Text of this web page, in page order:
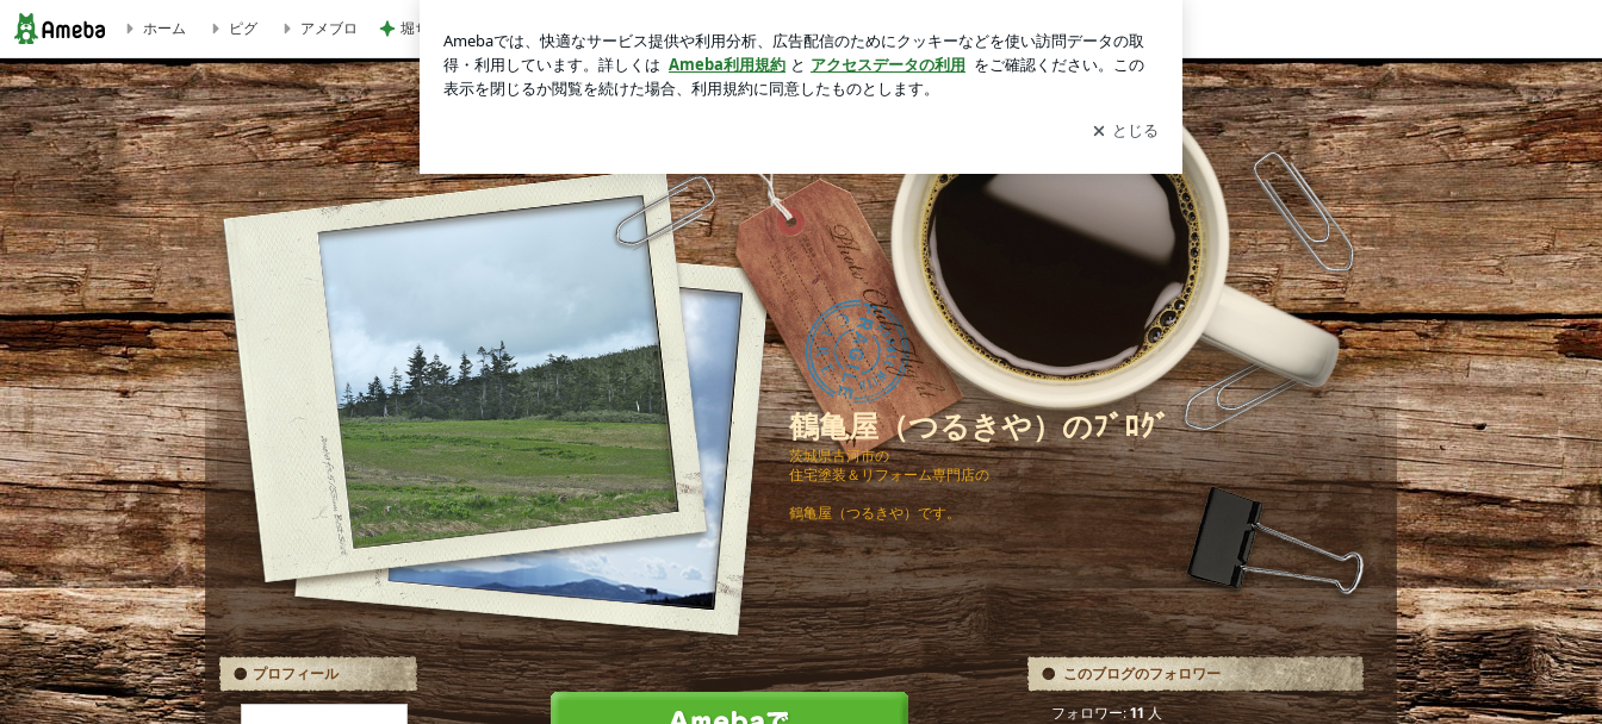
鶴亀屋（つるきや）のﾌﾞﾛｸﾞ
ホーム ピグ アメブロ 堀ちえみ ローソンのヨーグルト ログイン
鶴亀屋（つるきや）のﾌﾞﾛｸﾞ
茨城県古河市の
住宅塗装＆リフォーム専門店の
鶴亀屋（つるきや）です。
このブログのフォロワー
フォロワー:11人
プロフィール